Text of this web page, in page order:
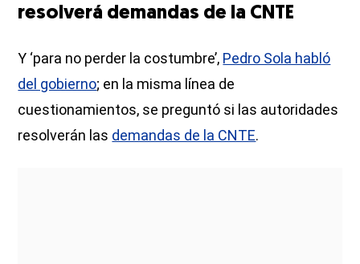
resolverá demandas de la CNTE
Y ‘para no perder la costumbre’, Pedro Sola habló
del gobierno; en la misma línea de
cuestionamientos, se preguntó si las autoridades
resolverán las demandas de la CNTE.